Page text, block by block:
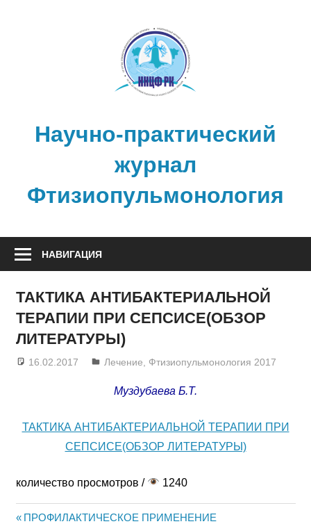
Научно-практический
журнал
Фтизиопульмонология
НАВИГАЦИЯ
ТАКТИКА АНТИБАКТЕРИАЛЬНОЙ
ТЕРАПИИ ПРИ СЕПСИСЕ(ОБЗОР
ЛИТЕРАТУРЫ)
16.02.2017 admin
Лечение Фтизиопульмонология 2017
Муздубаева Б.Т.
ТАКТИКА АНТИБАКТЕРИАЛЬНОЙ ТЕРАПИИ ПРИ
СЕПСИСЕ(ОБЗОР ЛИТЕРАТУРЫ)
количество просмотров / 1240
Предыдущая
ПРОФИЛАКТИЧЕСКОЕ ПРИМЕНЕНИЕ